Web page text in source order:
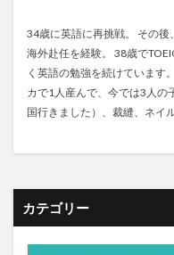
34歳に英語に再挑戦。 その
海外赴任を経験。 38歳で
く英語の勉強を続けています
カで1人産んで、今では3人の
国行きました）、裁縫、ネイ
カテゴリー